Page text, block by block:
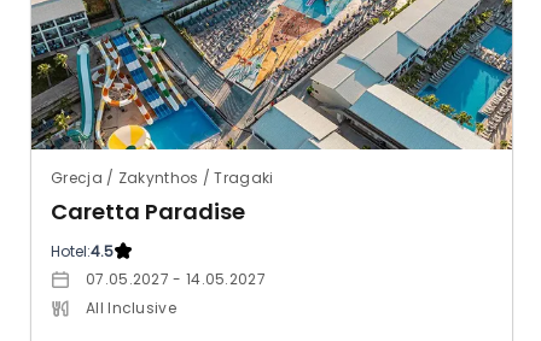
Grecja / Zakynthos / Tragaki
Caretta Paradise
Hotel:4.5
07.05.2027 - 14.05.2027
All Inclusive